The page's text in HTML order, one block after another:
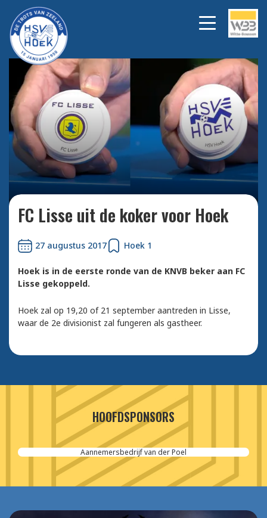
Bekijk alle foto's
FC Lisse uit de koker voor Hoek
27 augustus 2017 Hoek 1
Hoek is in de eerste ronde van de KNVB beker aan FC
Lisse gekoppeld.
Hoek zal op 19,20 of 21 september aantreden in Lisse,
waar de 2e divisionist zal fungeren als gastheer.
HOOFDSPONSORS
Aannemersbedrijf van der Poel